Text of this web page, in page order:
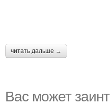
читать дальше →
Вас может